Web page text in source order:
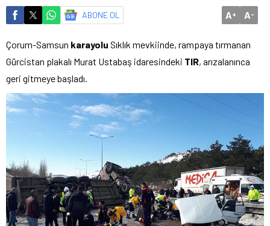
ABONE OL A+ A-
Çorum-Samsun karayolu Sıklık mevkiinde, rampaya tırmanan
Gürcistan plakalı Murat Ustabaş idaresindeki TIR, arızalanınca
geri gitmeye başladı.